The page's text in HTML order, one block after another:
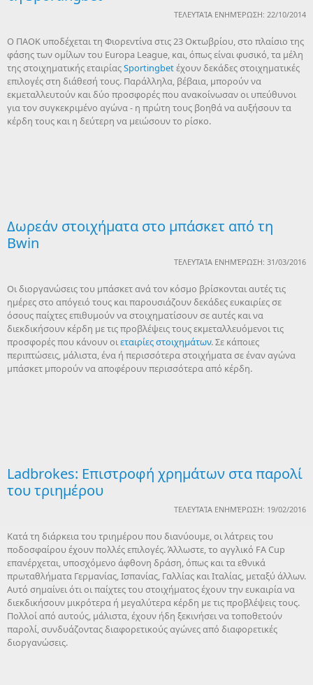
ΤΕΛΕΥΤΑΊΑ ΕΝΗΜΈΡΩΣΗ: 22/10/2014
Ο ΠΑΟΚ υποδέχεται τη Φιορεντίνα στις 23 Οκτωβρίου, στο πλαίσιο της
φάσης των ομίλων του Europa League, και, όπως είναι φυσικό, τα μέλη
της στοιχηματικής εταιρίαςSportingbetέχουν δεκάδες στοιχηματικές
επιλογές στη διάθεσή τους. Παράλληλα, βέβαια, μπορούν να
εκμεταλλευτούν και δύο προσφορές που ανακοίνωσαν οι υπεύθυνοι
για τον συγκεκριμένο αγώνα - η πρώτη τους βοηθά να αυξήσουν τα
κέρδη τους και η δεύτερη να μειώσουν το ρίσκο.
Δωρεάν στοιχήματα στο μπάσκετ από τη
Bwin
ΤΕΛΕΥΤΑΊΑ ΕΝΗΜΈΡΩΣΗ: 31/03/2016
Οι διοργανώσεις του μπάσκετ ανά τον κόσμο βρίσκονται αυτές τις
ημέρες στο απόγειό τους και παρουσιάζουν δεκάδες ευκαιρίες σε
όσους παίχτες επιθυμούν να στοιχηματίσουν σε αυτές και να
διεκδικήσουν κέρδη με τις προβλέψεις τους εκμεταλλευόμενοι τις
προσφορές που κάνουν οιεταιρίες στοιχημάτων. Σε κάποιες
περιπτώσεις, μάλιστα, ένα ή περισσότερα στοιχήματα σε έναν αγώνα
μπάσκετ μπορούν να αποφέρουν περισσότερα από κέρδη.
Ladbrokes: Επιστροφή χρημάτων στα παρολί
του τριημέρου
ΤΕΛΕΥΤΑΊΑ ΕΝΗΜΈΡΩΣΗ: 19/02/2016
Κατά τη διάρκεια του τριημέρου που διανύουμε, οι λάτρεις του
ποδοσφαίρου έχουν πολλές επιλογές. Άλλωστε, το αγγλικό FA Cup
επανέρχεται, υποσχόμενο άφθονη δράση, όπως και τα εθνικά
πρωταθλήματα Γερμανίας, Ισπανίας, Γαλλίας και Ιταλίας, μεταξύ άλλων.
Αυτό σημαίνει ότι οι παίχτες του στοιχήματος έχουν την ευκαιρία να
διεκδικήσουν μικρότερα ή μεγαλύτερα κέρδη με τις προβλέψεις τους.
Πολλοί από αυτούς, μάλιστα, έχουν ήδη ξεκινήσει να τοποθετούν
παρολί, συνδυάζοντας διαφορετικούς αγώνες από διαφορετικές
διοργανώσεις.